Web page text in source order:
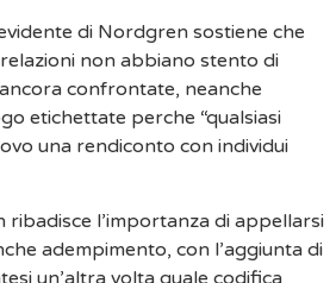
di Nordgren sostiene che
non abbiano stento di
confrontate, neanche
etichettate perche “qualsiasi
una rendiconto con individui
l’importanza di appellarsi
adempimento, con l’aggiunta di
un’altra volta quale codifica